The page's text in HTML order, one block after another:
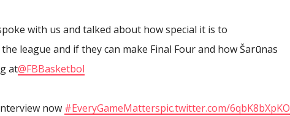
with us and talked about how special it is to
league and if they can make Final Four and how Šarūnas
at@FBBasketbol
now #EveryGameMatterspic.twitter.com/6qbK8bXpKO